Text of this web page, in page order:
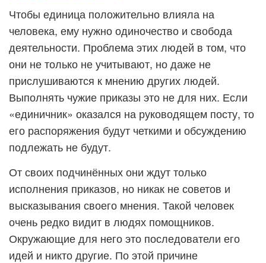
Чтобы единица положительно влияла на
человека, ему нужно одиночество и свобода
деятельности. Проблема этих людей в том, что
они не только не учитывают, но даже не
прислушиваются к мнению других людей.
Выполнять чужие приказы это не для них. Если
«единичник» оказался на руководящем посту, то
его распоряжения будут четкими и обсуждению
подлежать не будут.
От своих подчинённых они ждут только
исполнения приказов, но никак не советов и
высказывания своего мнения. Такой человек
очень редко видит в людях помощников.
Окружающие для него это последователи его
идей и никто другие. По этой причине